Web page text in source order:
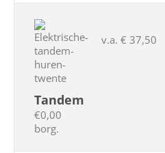
Tandem
€0,00
borg.
v.a. € 37,50